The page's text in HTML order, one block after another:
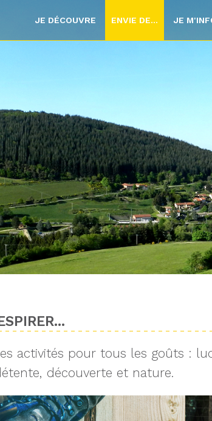
JE DÉCOUVRE ENVIE DE... JE
activités pour tous les goûts :
découverte et nature.